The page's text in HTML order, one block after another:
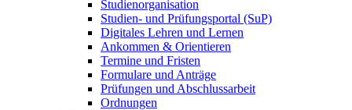
Studienorganisation
Studien- und Prüfungsportal (SuP)
Digitales Lehren und Lernen
Ankommen & Orientieren
Termine und Fristen
Formulare und Anträge
Prüfungen und Abschlussarbeit
Ordnungen